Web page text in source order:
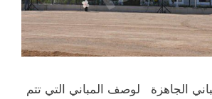
الجاهزة لوصف المباني التي تتم